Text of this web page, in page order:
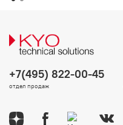
+7(495) 822-00-45
отдел продаж